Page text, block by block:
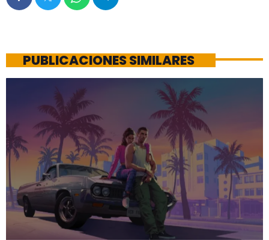
PUBLICACIONES SIMILARES